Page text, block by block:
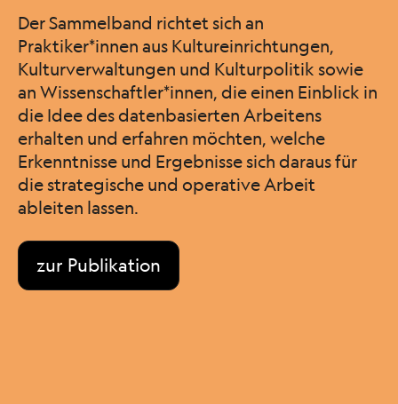
Der Sammelband richtet sich an
Praktiker*innen aus Kultureinrichtungen,
Kulturverwaltungen und Kulturpolitik sowie
an Wissenschaftler*innen, die einen Einblick in
die Idee des datenbasierten Arbeitens
erhalten und erfahren möchten, welche
Erkenntnisse und Ergebnisse sich daraus für
die strategische und operative Arbeit
ableiten lassen.
zur Publikation